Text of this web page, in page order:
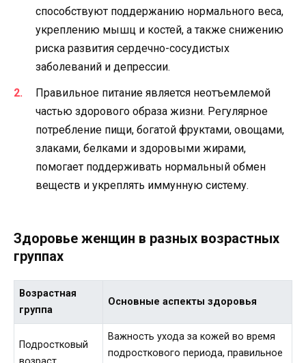
способствуют поддержанию нормального веса,
укреплению мышц и костей, а также снижению
риска развития сердечно-сосудистых
заболеваний и депрессии.
Правильное питание является неотъемлемой
частью здорового образа жизни. Регулярное
потребление пищи, богатой фруктами, овощами,
злаками, белками и здоровыми жирами,
помогает поддерживать нормальный обмен
веществ и укреплять иммунную систему.
Здоровье женщин в разных возрастных
группах
Возрастная
группа
Основные аспекты здоровья
Подростковый
Важность ухода за кожей во время
подросткового периода, правильное